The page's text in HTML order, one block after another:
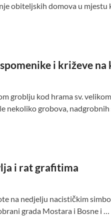
obiteljskih domova u mjestu
i križeve
groblju kod hrama sv.
nekoliko grobova, nadgrobnih
i rat grafitima
na nedjelju nacističkim
grada Mostara i Bosne i …